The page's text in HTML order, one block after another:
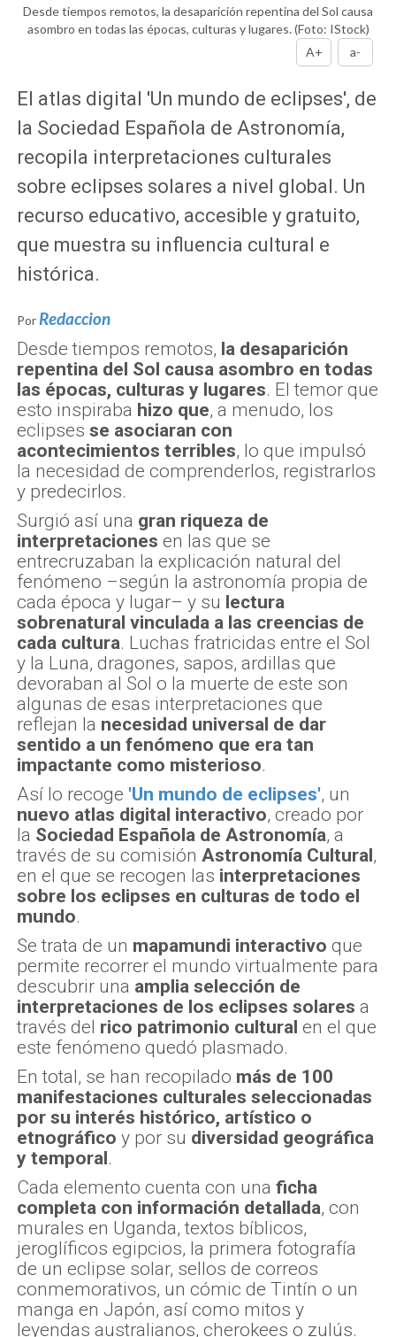
Desde tiempos remotos, la desaparición repentina del Sol causa
asombro en todas las épocas, culturas y lugares.(Foto: IStock)
A+
a-
El atlas digital 'Un mundo de eclipses', de
la Sociedad Española de Astronomía,
recopila interpretaciones culturales
sobre eclipses solares a nivel global. Un
recurso educativo, accesible y gratuito,
que muestra su influencia cultural e
histórica.
Por Redaccion
Desde tiempos remotos, la desaparición
repentina del Sol causa asombro en todas
las épocas, culturas y lugares. El temor que
esto inspiraba hizo que, a menudo, los
eclipses se asociaran con
acontecimientos terribles, lo que impulsó
la necesidad de comprenderlos, registrarlos
y predecirlos.
Surgió así una gran riqueza de
interpretaciones en las que se
entrecruzaban la explicación natural del
fenómeno –según la astronomía propia de
cada época y lugar– y su lectura
sobrenatural vinculada a las creencias de
cada cultura. Luchas fratricidas entre el Sol
y la Luna, dragones, sapos, ardillas que
devoraban al Sol o la muerte de este son
algunas de esas interpretaciones que
reflejan la necesidad universal de dar
sentido a un fenómeno que era tan
impactante como misterioso.
Así lo recoge 'Un mundo de eclipses', un
nuevo atlas digital interactivo, creado por
la Sociedad Española de Astronomía, a
través de su comisión Astronomía Cultural,
en el que se recogen las interpretaciones
sobre los eclipses en culturas de todo el
mundo.
Se trata de un mapamundi interactivo que
permite recorrer el mundo virtualmente para
descubrir una amplia selección de
interpretaciones de los eclipses solares a
través del rico patrimonio cultural en el que
este fenómeno quedó plasmado.
En total, se han recopilado más de 100
manifestaciones culturales seleccionadas
por su interés histórico, artístico o
etnográfico y por su diversidad geográfica
y temporal.
Cada elemento cuenta con una ficha
completa con información detallada, con
murales en Uganda, textos bíblicos,
jeroglíficos egipcios, la primera fotografía
de un eclipse solar, sellos de correos
conmemorativos, un cómic de Tintín o un
manga en Japón, así como mitos y
leyendas australianos, cherokees o zulús.